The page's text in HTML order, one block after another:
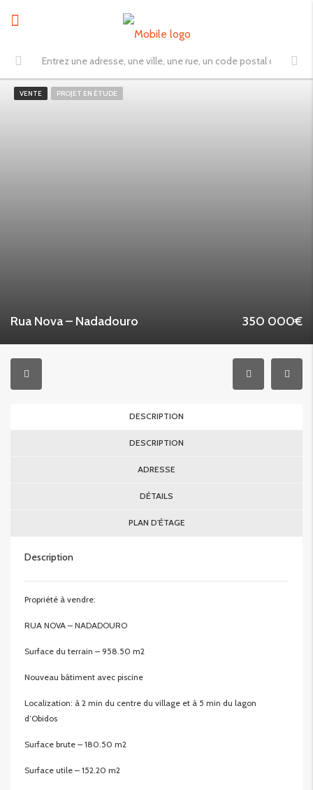
VENTE PROJET EN ÉTUDE
Rua Nova – Nadadouro 350 000€
DESCRIPTION
DESCRIPTION
ADRESSE
DÉTAILS
PLAN D'ÉTAGE
Description
Propriété à vendre:
RUA NOVA – NADADOURO
Surface du terrain – 958.50 m2
Nouveau bâtiment avec piscine
Localization: à 2 min du centre du village et à 5 min du lagon
d’Obidos
Surface brute – 180.50 m2
Surface utile – 152.20 m2